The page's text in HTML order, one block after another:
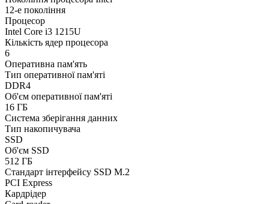
12-е покоління
Процесор
Intel Core i3 1215U
Кількість ядер процесора
6
Оперативна пам'ять
Тип оперативної пам'яті
DDR4
Об'єм оперативної пам'яті
16 ГБ
Система зберігання данних
Тип накопичувача
SSD
Об'єм SSD
512 ГБ
Стандарт інтерфейсу SSD M.2
PCI Express
Кардрідер